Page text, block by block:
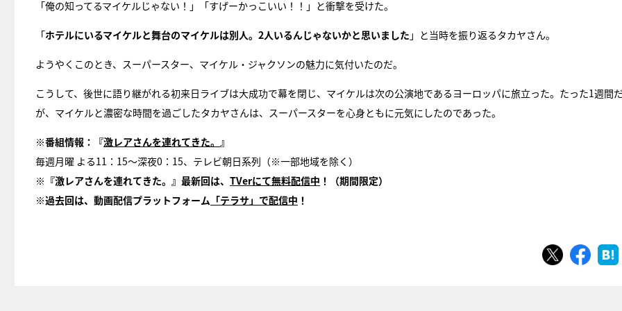
「俺の知ってるマイケルじゃない！」「すげーかっこいい！！」と衝撃を受けた。
「ホテルにいるマイケルと舞台のマイケルは別人。2人いるんじゃないかと思いました 」と当時を振り返るタカヤさん。
ようやくこのとき、スーパースター、マイケル・ジャクソンの魅力に気付いたのだ。
こうして、後世に語り継がれる初来日ライブは大成功で幕を閉じ、マイケルは次の公演地であるヨーロッパに旅立った。たった1週間
が、マイケルと濃密な時間を過ごしたタカヤさんは、スーパースターを心身ともに元気にしたのであった。
※番組情報：『激レアさんを連れてきた。 』
毎週月曜 よる11：15～深夜0：15、テレビ朝日系列（※一部地域を除く）
※『激レアさんを連れてきた。』最新回は、 TVerにて無料配信中 ！（期間限定）
※過去回は、動画配信プラットフォーム 「テラサ」で配信中 ！
ツイートシェア